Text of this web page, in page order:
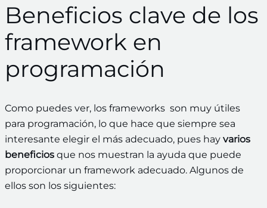
Beneficios clave de los
framework en
programación
Como puedes ver, los frameworks son muy útiles
para programación, lo que hace que siempre sea
interesante elegir el más adecuado, pues hay varios
beneficios que nos muestran la ayuda que puede
proporcionar un framework adecuado. Algunos de
ellos son los siguientes: